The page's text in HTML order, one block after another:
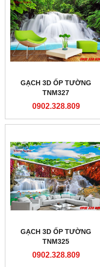
GẠCH 3D ỐP TƯỜNG
TNM327
0902.328.809
GẠCH 3D ỐP TƯỜNG
TNM325
0902.328.809